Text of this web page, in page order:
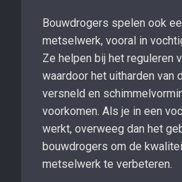
Bouwdrogers spelen ook
metselwerk, vooral in
Ze helpen bij het reguleren
waardoor het uitharden van
versneld en
voorkomen. Als je in een
werkt, overweeg dan het
bouwdrogers om de
metselwerk te verbeteren.